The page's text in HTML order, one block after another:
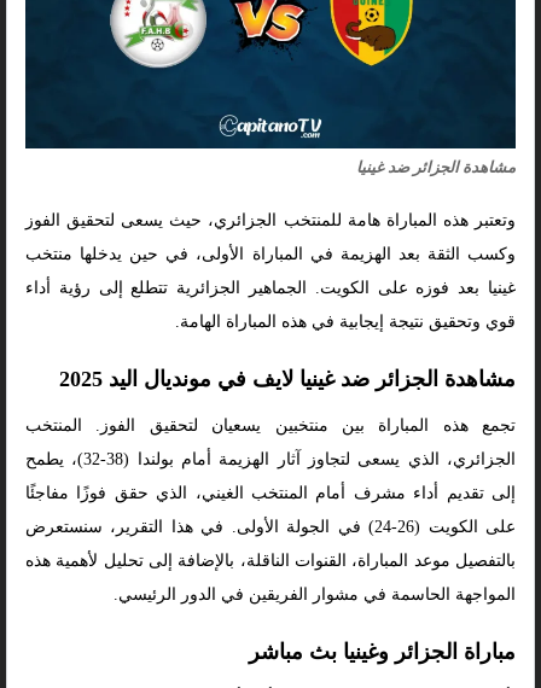
مشاهدة الجزائر ضد غينيا
وتعتبر هذه المباراة هامة للمنتخب الجزائري، حيث يسعى لتحقيق الفوز
وكسب الثقة بعد الهزيمة في المباراة الأولى، في حين يدخلها منتخب
غينيا بعد فوزه على الكويت. الجماهير الجزائرية تتطلع إلى رؤية أداء
قوي وتحقيق نتيجة إيجابية في هذه المباراة الهامة.
مشاهدة الجزائر ضد غينيا لايف في مونديال اليد 2025
تجمع هذه المباراة بين منتخبين يسعيان لتحقيق الفوز. المنتخب
الجزائري، الذي يسعى لتجاوز آثار الهزيمة أمام بولندا (38-32)، يطمح
إلى تقديم أداء مشرف أمام المنتخب الغيني، الذي حقق فوزًا مفاجئًا
على الكويت (26-24) في الجولة الأولى. في هذا التقرير، سنستعرض
بالتفصيل موعد المباراة، القنوات الناقلة، بالإضافة إلى تحليل لأهمية هذه
المواجهة الحاسمة في مشوار الفريقين في الدور الرئيسي.
مباراة الجزائر وغينيا بث مباشر